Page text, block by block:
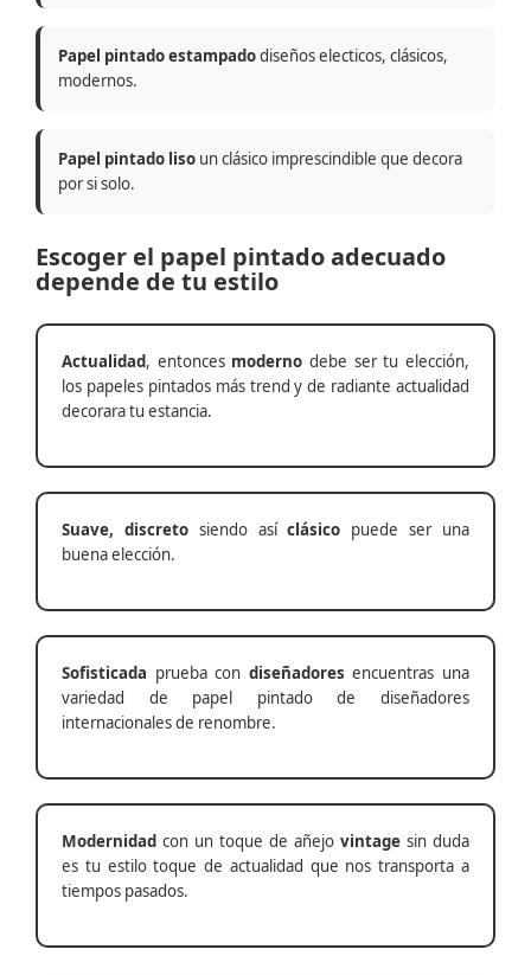
Papel pintado estampadodiseños electicos, clásicos,
modernos.
Papel pintado liso un clásico imprescindible que decora
por si solo.
Escoger el papel pintado adecuado
depende de tu estilo
Actualidad, entonces moderno debe ser tu elección,
los papeles pintados más trend y de radiante actualidad
decorara tu estancia.
Suave, discretosiendo asíclásico puede ser una
buena elección.
Sofisticada prueba con diseñadores encuentras una
variedad de papel pintado de diseñadores
internacionales de renombre.
Modernidad con un toque de añejo vintage sin duda
es tu estilo toque de actualidad que nos transporta a
tiempos pasados.